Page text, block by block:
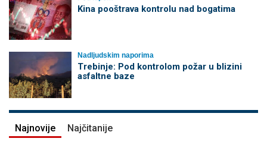
Kina pooštrava kontrolu nad bogatima
Nadljudskim naporima
Trebinje: Pod kontrolom požar u blizini
asfaltne baze
Najnovije Najčitanije